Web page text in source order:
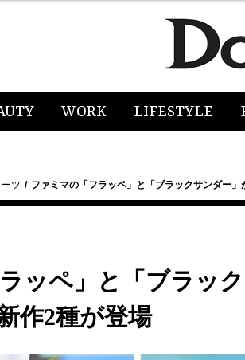
WORK LIFESTYLE
ツ ファミマの「フラッペ」と「ブラックサンダー
ッペ」と「ブラッ
作2種が登場